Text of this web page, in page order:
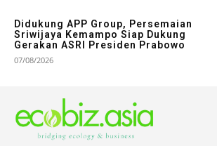
Didukung APP Group, Persemaian
Sriwijaya Kemampo Siap Dukung
Gerakan ASRI Presiden Prabowo
07/08/2026